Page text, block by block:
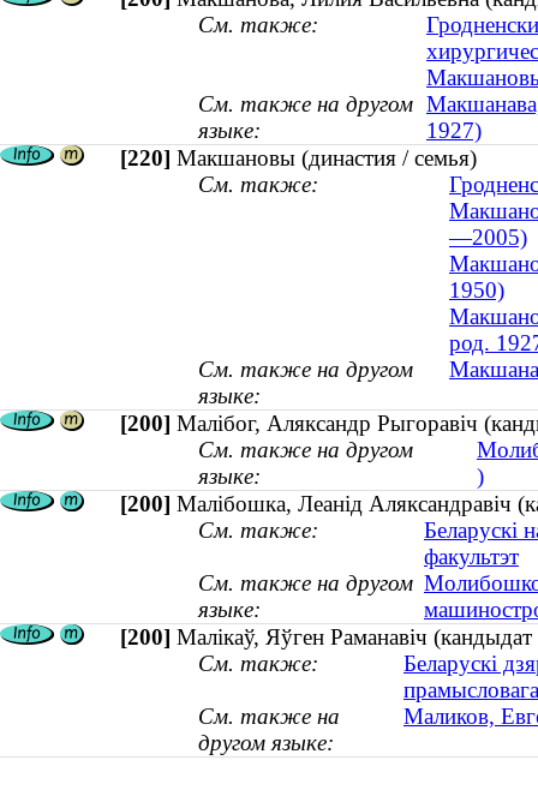
См. также:
См. также на другом
языке:
1927)
[220] Макшановы (династия / семья)
См. также:
—2005)
1950)
род.
См. также на другом
языке:
[200] Малібог, Аляксандр Рыгоравіч
См. также на другом
языке:
)
[200] Малібошка, Леанід Аляксандравіч
См. также:
Беларускі
факультэт
См. также на другом
языке:
[200] Малікаў, Яўген Раманавіч
См. также:
Беларускі
См. также на
другом языке:
Маликов,